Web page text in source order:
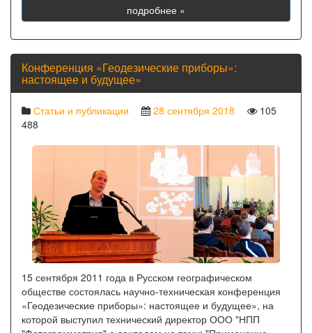
подробнее »
Конференция «Геодезические приборы»:
настоящее и будущее»
Статьи и публикации 28 сентября 2018
105
488
15 сентября 2011 года в Русском географическом
обществе состоялась научно-техническая конференция
«Геодезические приборы»: настоящее и будущее», на
которой выступил технический директор ООО "НПП